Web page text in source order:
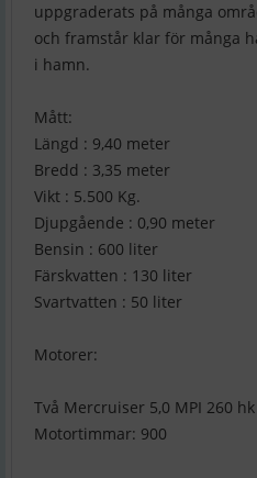
uppgraderats på många
och framstår klar för många
i hamn.
Mått:
Längd : 9,40 meter
Bredd : 3,35 meter
Vikt : 5.500 Kg.
Djupgående : 0,90 meter
Bensin : 600 liter
Färskvatten : 130 liter
Svartvatten : 50 liter
Motorer:
Två Mercruiser 5,0 MPI 260
Motortimmar: 900